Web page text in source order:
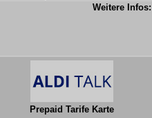
Weitere Infos:
Prepaid Tarife Karte